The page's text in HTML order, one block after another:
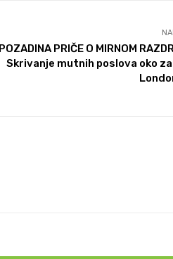
POZADINA PRIČE O MIRNOM
Skrivanje mutnih poslova oko